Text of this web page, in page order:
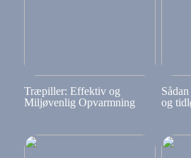
Træpiller: Effektiv og
Miljøvenlig Opvarmning
og